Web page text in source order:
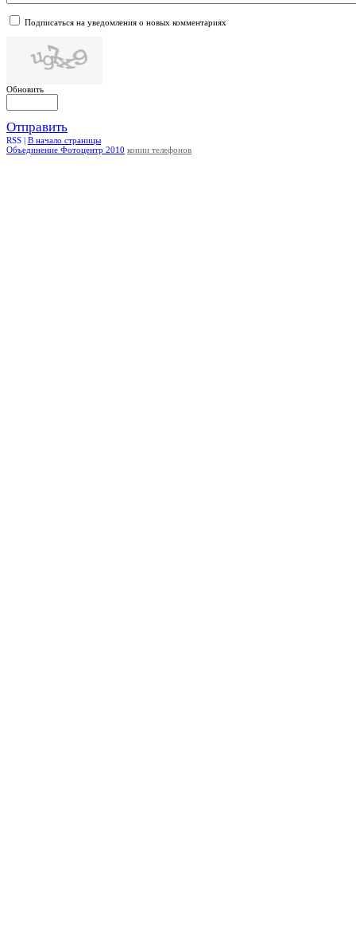
Подписаться на уведомления о новых комментариях
Обновить
Отправить
RSS | В начало страницы
Объединение Фотоцентр 2010 копии телефонов